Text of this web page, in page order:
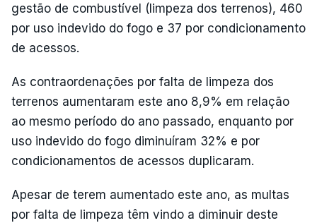
gestão de combustível (limpeza dos terrenos), 460
por uso indevido do fogo e 37 por condicionamento
de acessos.
As contraordenações por falta de limpeza dos
terrenos aumentaram este ano 8,9% em relação
ao mesmo período do ano passado, enquanto por
uso indevido do fogo diminuíram 32% e por
condicionamentos de acessos duplicaram.
Apesar de terem aumentado este ano, as multas
por falta de limpeza têm vindo a diminuir deste